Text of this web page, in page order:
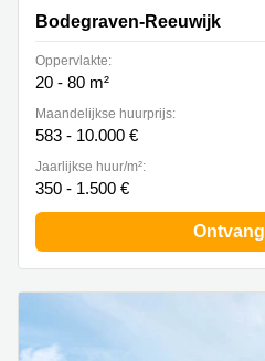
Bodegraven-Reeuwijk
Oppervlakte:
20 - 80 m²
Maandelijkse huurprijs:
583 - 10.000 €
Jaarlijkse huur/m²:
350 - 1.500 €